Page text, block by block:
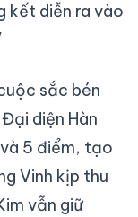
kết diễn ra vào
sắc bén
diện Hàn
5 điểm, tạo
Vinh kịp thu
vẫn giữ